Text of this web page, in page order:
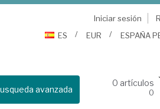
Iniciar sesión
ES
EUR ESPAÑA
avanzada
0 artículos
0